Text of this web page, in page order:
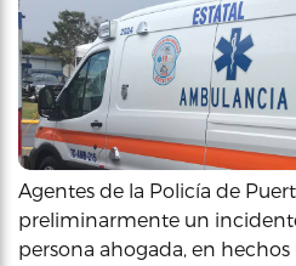
Agentes de la Policía de
preliminarmente un
persona ahogada, en hechos